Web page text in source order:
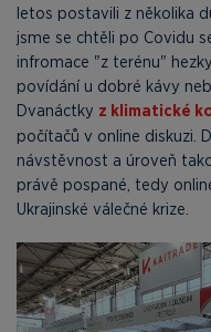
letos postavili z několika
jsme se chtěli po Covidu
infromace "z terénu"
povídání u dobré kávy
Dvanáctky z klimatické
počítačů v online diskuzi.
návstěvnost a úroveň
právě pospané, tedy
Ukrajinské válečné krize.